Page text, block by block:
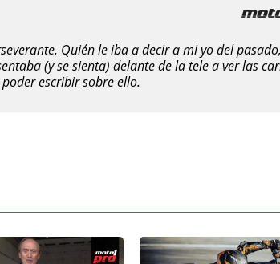
Quién le iba a decir a mi yo del
(y se sienta) delante de la tele a ver las
escribir sobre ello.